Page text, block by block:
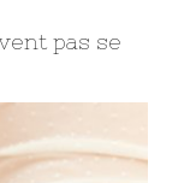
pas se